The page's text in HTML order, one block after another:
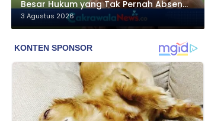
Besar Hukum yang Tak Pernah Absen
Mengawal Isu Bangsa
3 Agustus 2026